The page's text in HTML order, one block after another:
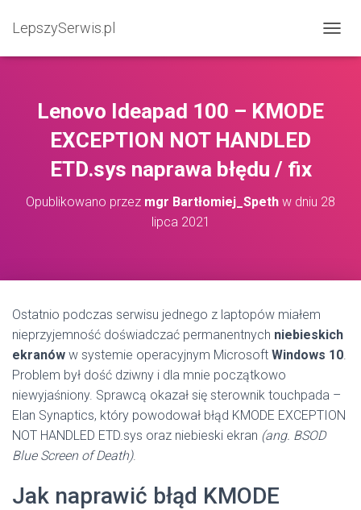
LepszySerwis.pl
Lenovo Ideapad 100 – KMODE
EXCEPTION NOT HANDLED
ETD.sys naprawa błędu / fix
Opublikowano przez mgr Bartłomiej_Speth w dniu 28
lipca 2021
Ostatnio podczas serwisu jednego z laptopów miałem
nieprzyjemność doświadczać permanentnych niebieskich
ekranów w systemie operacyjnym Microsoft Windows 10.
Problem był dość dziwny i dla mnie początkowo
niewyjaśniony. Sprawcą okazał się sterownik touchpada –
Elan Synaptics, który powodował błąd KMODE EXCEPTION
NOT HANDLED ETD.sys oraz niebieski ekran (ang. BSOD
Blue Screen of Death).
Jak naprawić błąd KMODE